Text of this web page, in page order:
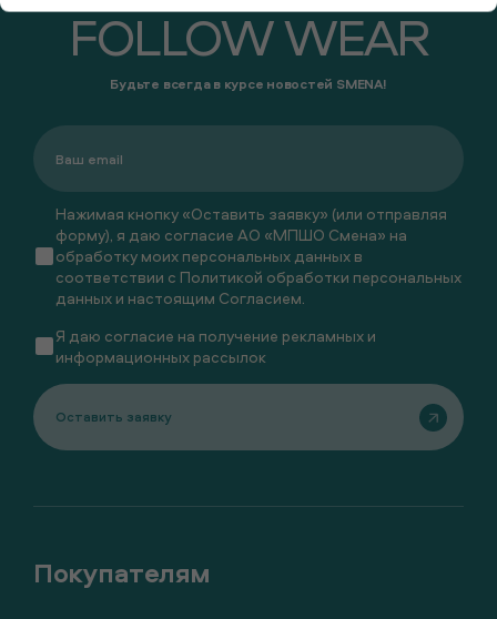
FOLLOW WEAR
Будьте всегда в курсе новостей SMENA!
Нажимая кнопку «Оставить заявку» (или отправляя
форму), я даю согласие АО «МПШО Смена» на
обработку моих персональных данных в
соответствии с Политикой обработки персональных
данных и настоящим Согласием.
Я даю согласие на получение рекламных и
информационных рассылок
Оставить заявку